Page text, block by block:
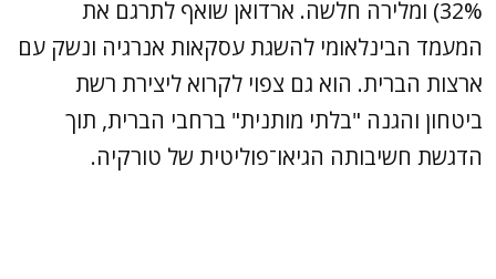
32%) ומלירה חלשה. ארדואן שואף לתרגם את
המעמד הבינלאומי להשגת עסקאות אנרגיה ונשק עם
ארצות הברית. הוא גם צפוי לקרוא ליצירת רשת
ביטחון והגנה "בלתי מותנית" ברחבי הברית, תוך
הדגשת חשיבותה הגיאו־פוליטית של טורקיה.